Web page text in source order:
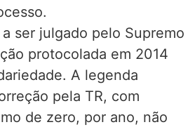
ser julgado pelo Supremo
protocolada em 2014
A legenda
pela TR, com
de zero, por ano, não